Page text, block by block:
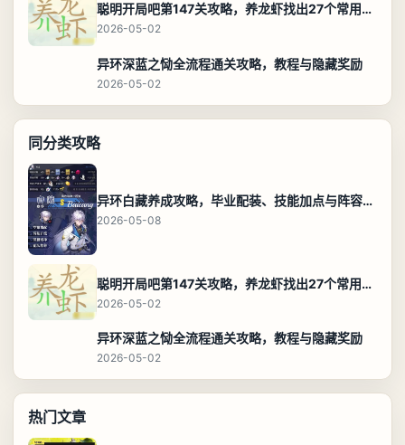
聪明开局吧第147关攻略，养龙虾找出27个常用字通关答案
2026-05-02
异环深蓝之恸全流程通关攻略，教程与隐藏奖励
2026-05-02
同分类攻略
异环白藏养成攻略，毕业配装、技能加点与阵容搭配保姆级解析
2026-05-08
聪明开局吧第147关攻略，养龙虾找出27个常用字通关答案
2026-05-02
异环深蓝之恸全流程通关攻略，教程与隐藏奖励
2026-05-02
热门文章